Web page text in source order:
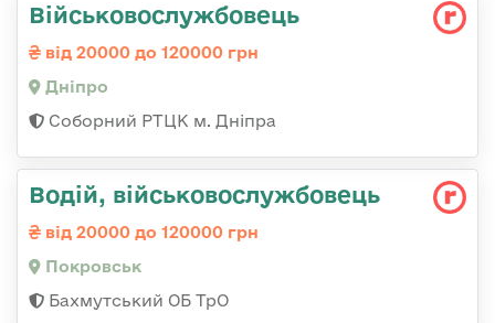
Військовослужбовець
від 20000 до 120000 грн
Дніпро
Соборний РТЦК м. Дніпра
Водій, військовослужбовець
від 20000 до 120000 грн
Покровськ
Бахмутський ОБ ТрО